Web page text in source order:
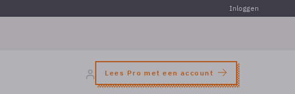
Inloggen
Lees Pro met een account